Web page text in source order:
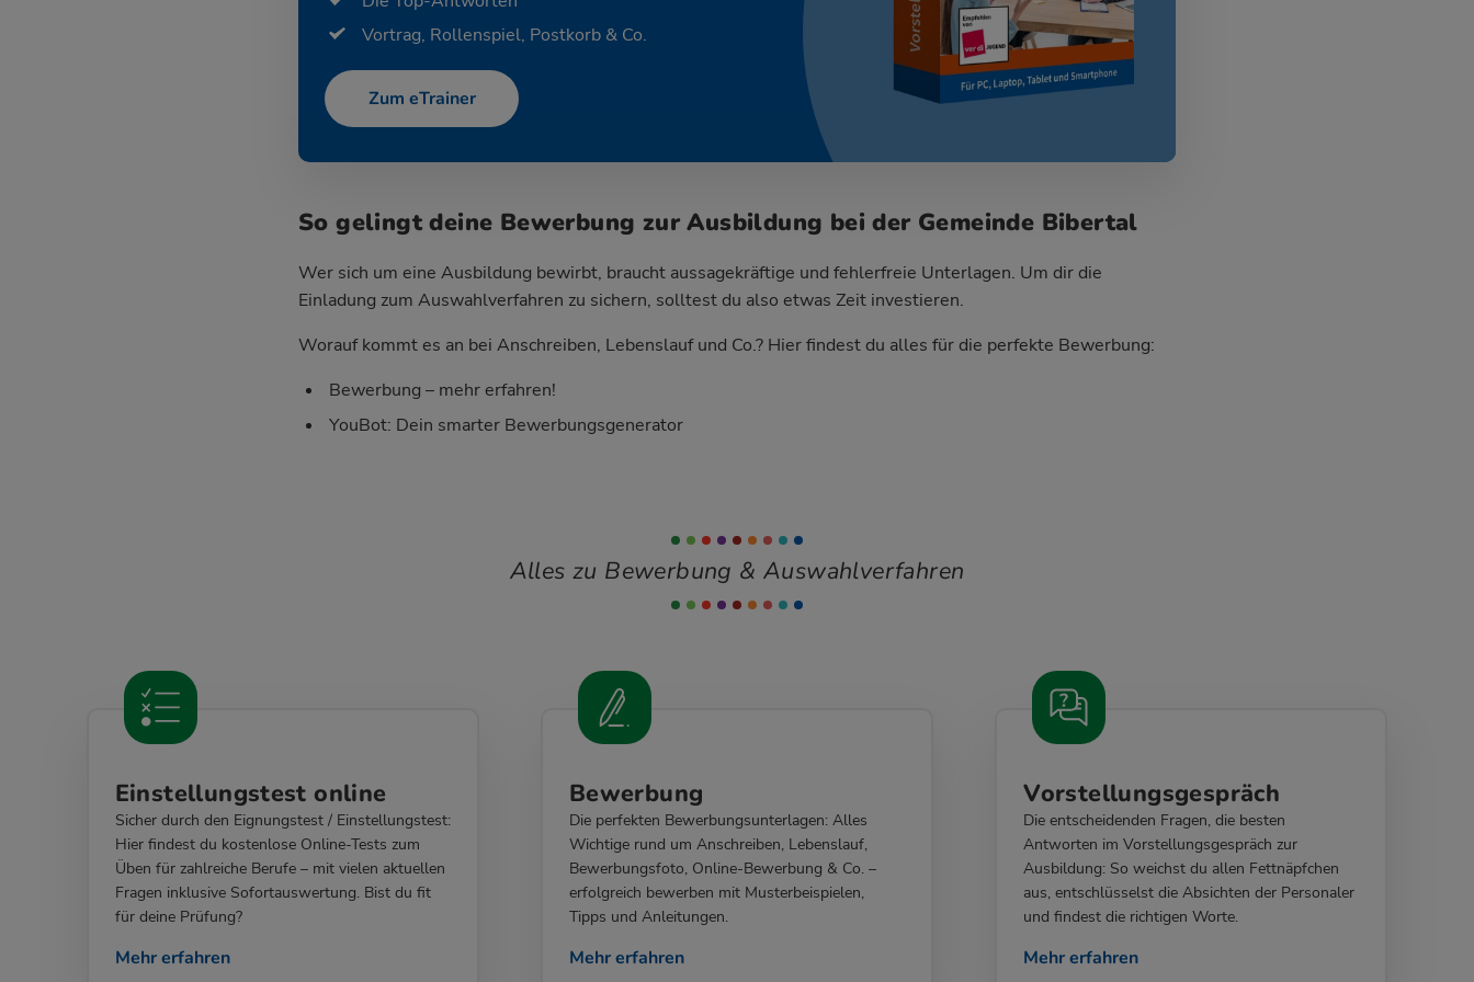
Vortrag, Rollenspiel, Postkorb & Co.
Zum eTrainer
So gelingt deine Bewerbung zur Ausbildung bei der Gemeinde Bibertal
Wer sich um eine Ausbildung bewirbt, braucht aussagekräftige und fehlerfreie Unterlagen. Um dir die
Einladung zum Auswahlverfahren zu sichern, solltest du also etwas Zeit investieren.
Worauf kommt es an bei Anschreiben, Lebenslauf und Co.? Hier findest du alles für die perfekte Bewerbung:
Bewerbung – mehr erfahren!
YouBot: Dein smarter Bewerbungsgenerator
Alles zu Bewerbung & Auswahlverfahren
Einstellungstest online
Sicher durch den Eignungstest / Einstellungstest:
Hier findest du kostenlose Online-Tests zum
Üben für zahlreiche Berufe – mit vielen aktuellen
Fragen inklusive Sofortauswertung. Bist du fit
für deine Prüfung?
Mehr erfahren
Bewerbung
Die perfekten Bewerbungsunterlagen: Alles
Wichtige rund um Anschreiben, Lebenslauf,
Bewerbungsfoto, Online-Bewerbung & Co. –
erfolgreich bewerben mit Musterbeispielen,
Tipps und Anleitungen.
Mehr erfahren
Vorstellungsgespräch
Die entscheidenden Fragen, die besten
Antworten im Vorstellungsgespräch zur
Ausbildung: So weichst du allen Fettnäpfchen
aus, entschlüsselst die Absichten der Personaler
und findest die richtigen Worte.
Mehr erfahren